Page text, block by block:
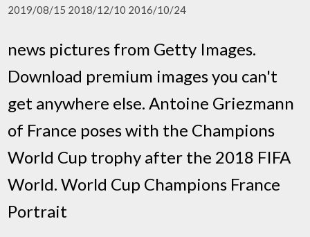
2019/08/15 2018/12/10 2016/10/24
news pictures from Getty Images.
Download premium images you can't
get anywhere else. Antoine Griezmann
of France poses with the Champions
World Cup trophy after the 2018 FIFA
World. World Cup Champions France
Portrait